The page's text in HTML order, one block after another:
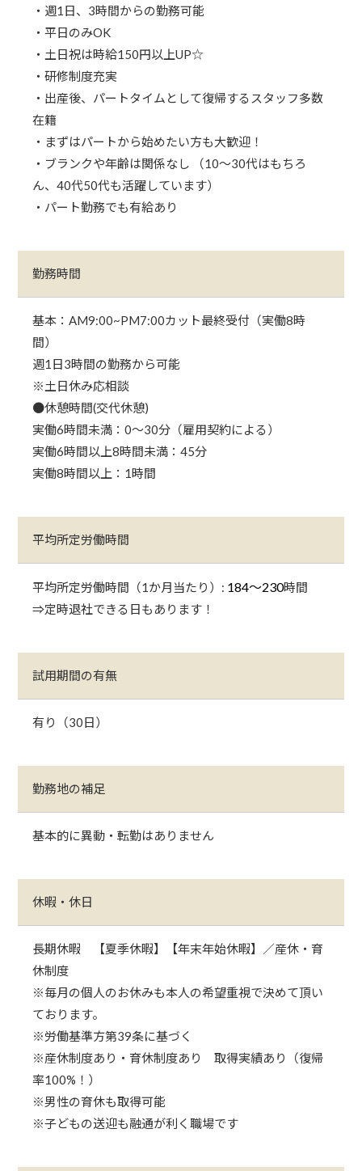
・週1日、3時間からの勤務可能
・平日のみOK
・土日祝は時給150円以上UP☆
・研修制度充実
・出産後、パートタイムとして復帰するスタッフ多数
在籍
・まずはパートから始めたい方も大歓迎！
・ブランクや年齢は関係なし （10～30代はもちろ
ん、40代50代も活躍しています）
・パート勤務でも有給あり
勤務時間
基本：AM9:00~PM7:00カット最終受付（実働8時
間）
週1日3時間の勤務から可能
※土日休み応相談
●休憩時間(交代休憩)
実働6時間未満：0～30分（雇用契約による）
実働6時間以上8時間未満：45分
実働8時間以上：1時間
平均所定労働時間
平均所定労働時間（1か月当たり）: 184〜230時間
⇒定時退社できる日もあります！
試用期間の有無
有り（30日）
勤務地の補足
基本的に異動・転勤はありません
休暇・休日
長期休暇 【夏季休暇】【年末年始休暇】／産休・育
休制度
※毎月の個人のお休みも本人の希望重視で決めて頂い
ております。
※労働基準方第39条に基づく
※産休制度あり・育休制度あり 取得実績あり（復帰
率100%！）
※男性の育休も取得可能
※子どもの送迎も融通が利く職場です